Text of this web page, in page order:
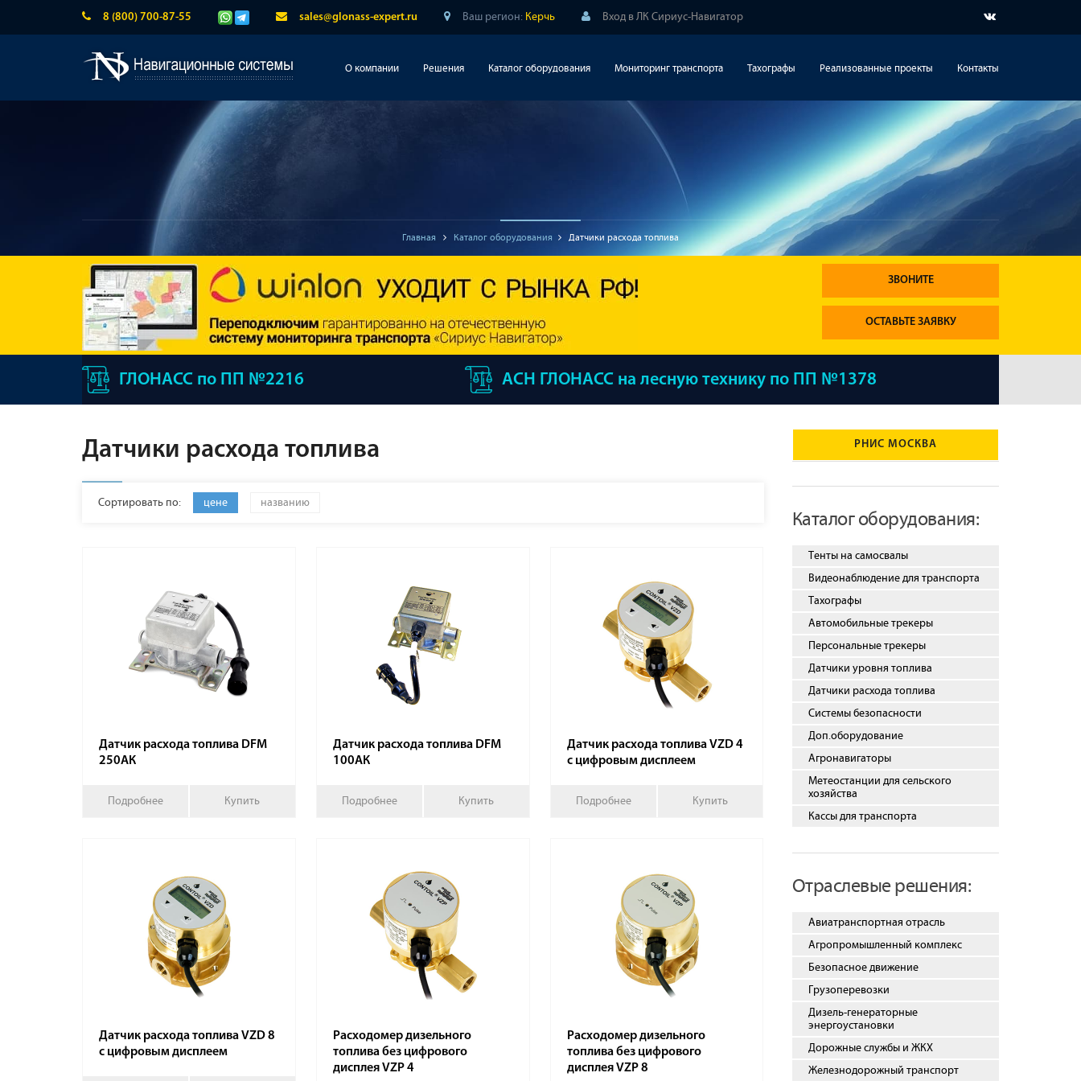
8 (800) 700-87-55 sales@glonass-expert.ru Ваш регион: Керчь Вход в ЛК Сириус-Навигатор
О компании Решения Каталог оборудования Мониторинг транспорта Тахографы Реализованные проекты Контакты
Главная Каталог оборудования Датчики расхода топлива
ЗВОНИТЕ
ОСТАВЬТЕ ЗАЯВКУ
ГЛОНАСС по ПП №2216 АСН ГЛОНАСС на лесную технику по ПП №1378
Датчики расхода топлива
Сортировать по: цене названию
Датчик расхода топлива DFM
250АК
Подробнее Купить
Датчик расхода топлива DFM
100АК
Подробнее Купить
Датчик расхода топлива VZD 4
с цифровым дисплеем
Подробнее Купить
Датчик расхода топлива VZD 8
с цифровым дисплеем
Расходомер дизельного
топлива без цифрового
дисплея VZР 4
Расходомер дизельного
топлива без цифрового
дисплея VZР 8
РНИС МОСКВА
Каталог оборудования:
Тенты на самосвалы
Видеонаблюдение для транспорта
Тахографы
Автомобильные трекеры
Персональные трекеры
Датчики уровня топлива
Датчики расхода топлива
Системы безопасности
Доп.оборудование
Агронавигаторы
Метеостанции для сельского
хозяйства
Кассы для транспорта
Отраслевые решения:
Авиатранспортная отрасль
Агропромышленный комплекс
Безопасное движение
Грузоперевозки
Дизель-генераторные
энергоустановки
Дорожные службы и ЖКХ
Железнодорожный транспорт